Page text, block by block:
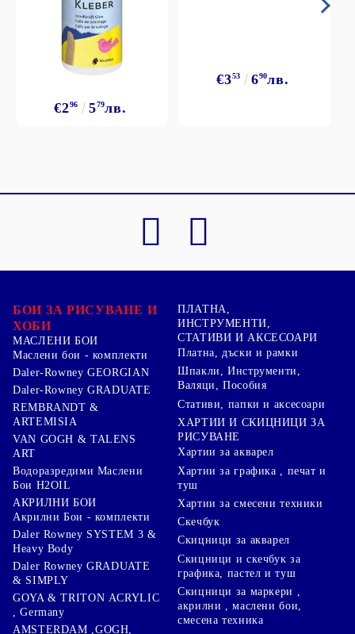
€296 579лв.
€353 690лв.
БОИ ЗА РИСУВАНЕ И
ХОБИ
МАСЛЕНИ БОИ
Маслени бои - комплекти
Daler-Rowney GEORGIAN
Daler-Rowney GRADUATE
REMBRANDT &
ARTEMISIA
VAN GOGH & TALENS
ART
Водоразредими Маслени
Бои H2OIL
АКРИЛНИ БОИ
Акрилни Бои - комплекти
Daler Rowney SYSTEM 3 &
Heavy Body
Daler Rowney GRADUATE
& SIMPLY
GOYA & TRITON АCRYLIC
, Germany
AMSTERDAM ,GOGH,
ПЛАТНА,
ИНСТРУМЕНТИ,
СТАТИВИ И АКСЕСОАРИ
Платна, дъски и рамки
Шпакли, Инструменти,
Валяци, Пособия
Стативи, папки и аксесоари
ХАРТИИ И СКИЦНИЦИ ЗА
РИСУВАНЕ
Хартии за акварел
Хартии за графика , печат и
туш
Хартии за смесени техники
Скечбук
Скицници за акварел
Скицници и скечбук за
графика, пастел и туш
Скицници за маркери ,
акрилни , маслени бои,
смесена техника